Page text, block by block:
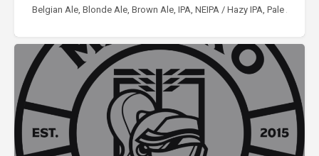
Belgian Ale, Blonde Ale, Brown Ale, IPA, NEIPA / Hazy IPA, Pale Ale,